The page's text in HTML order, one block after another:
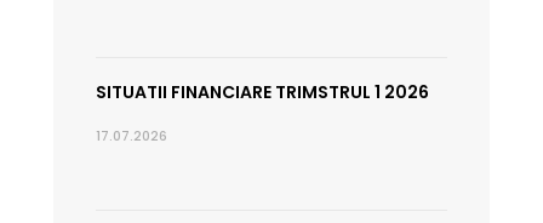
SITUATII FINANCIARE TRIMSTRUL 1 2026
17.07.2026